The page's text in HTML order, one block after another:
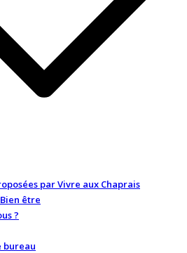
par Vivre aux Chaprais
être
?
bureau